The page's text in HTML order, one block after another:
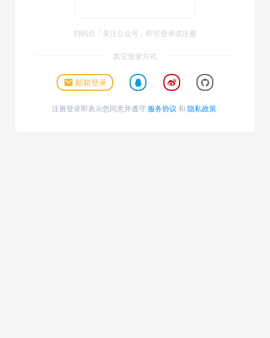
扫码后「关注公众号」即可登录或注册
其它登录方式
邮箱登录
注册登录即表示您同意并遵守 服务协议 和 隐私政策